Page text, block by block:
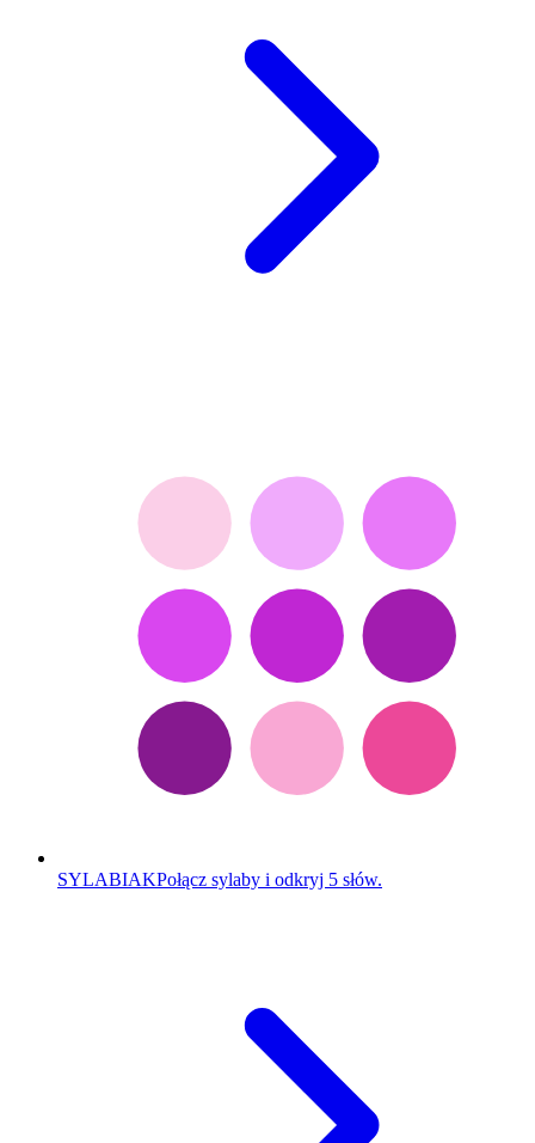
SYLABIAKPołącz sylaby i odkryj 5 słów.